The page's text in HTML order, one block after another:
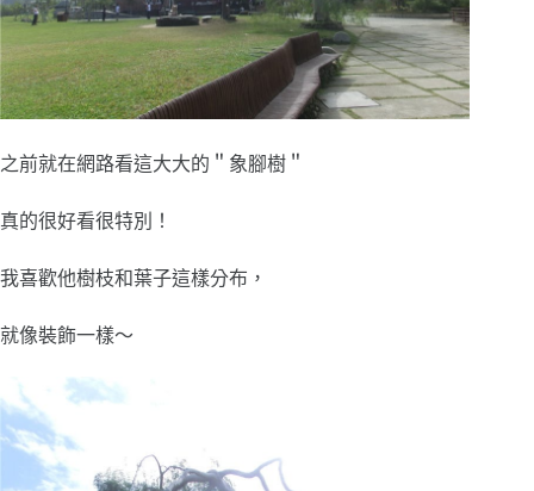
之前就在網路看這大大的＂象腳樹＂
真的很好看很特別！
我喜歡他樹枝和葉子這樣分布，
就像裝飾一樣～